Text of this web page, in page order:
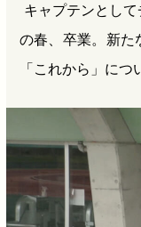
キャプテンとし
の春、卒業。新た
「これから」につ